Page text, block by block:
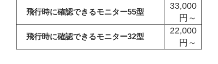
飛行時に確認できるモニター55型
33,000
円～
飛行時に確認できるモニター32型
22,000
円～